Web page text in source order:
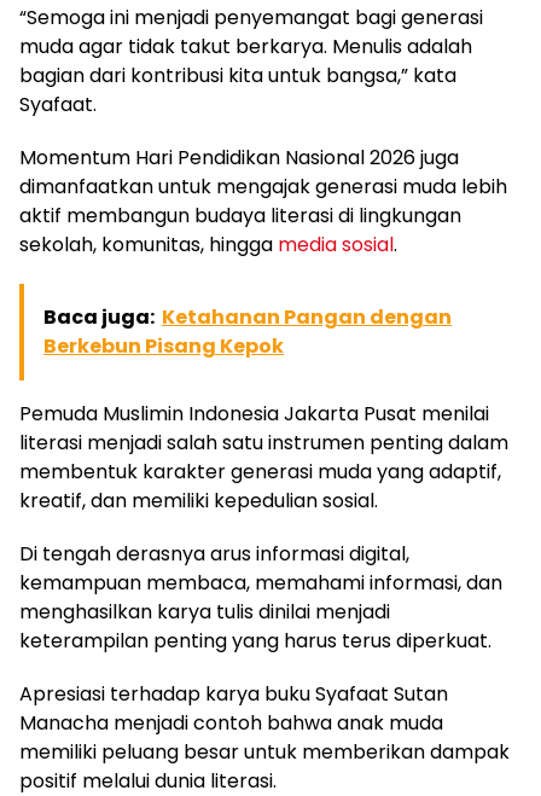
“Semoga ini menjadi penyemangat bagi generasi
muda agar tidak takut berkarya. Menulis adalah
bagian dari kontribusi kita untuk bangsa,” kata
Syafaat.
Momentum Hari Pendidikan Nasional 2026 juga
dimanfaatkan untuk mengajak generasi muda lebih
aktif membangun budaya literasi di lingkungan
sekolah, komunitas, hingga media sosial.
Baca juga: Ketahanan Pangan dengan
Berkebun Pisang Kepok
Pemuda Muslimin Indonesia Jakarta Pusat menilai
literasi menjadi salah satu instrumen penting dalam
membentuk karakter generasi muda yang adaptif,
kreatif, dan memiliki kepedulian sosial.
Di tengah derasnya arus informasi digital,
kemampuan membaca, memahami informasi, dan
menghasilkan karya tulis dinilai menjadi
keterampilan penting yang harus terus diperkuat.
Apresiasi terhadap karya buku Syafaat Sutan
Manacha menjadi contoh bahwa anak muda
memiliki peluang besar untuk memberikan dampak
positif melalui dunia literasi.